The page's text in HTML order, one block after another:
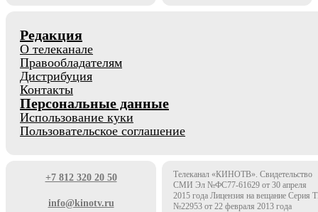
Редакция
О телеканале
Правообладателям
Дистрибуция
Контакты
Персональные данные
Использование куки
Пользовательское соглашение
+7 812 320 20 50
info@kinotv.ru
Телеканал «КИНОТВ». Свидетельство
СМИ Эл №ФС77-61629 от 30 апреля
2015 года Лицензия на вещание Серия
№22953 от 22 февраля 2013 года